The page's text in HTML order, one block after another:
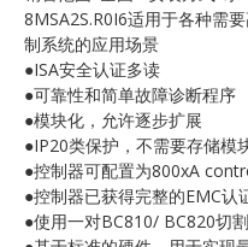
8MSA2S.R0I6适用于各种需
制系统的应用场景
●ISA安全认证多读
●可靠性和简单故障诊断程序
●模块化，允许逐步扩展
●IP20类保护，不需要存储模
●控制器可配置为800xA
●控制器已获得完整的EMC认
●使用一对BC810/ BC820切